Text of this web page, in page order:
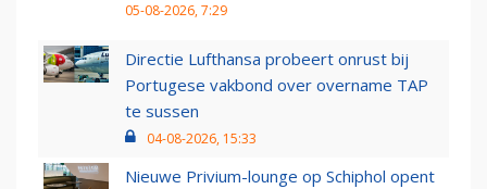
05-08-2026, 7:29
Directie Lufthansa probeert onrust bij
Portugese vakbond over overname TAP
te sussen
04-08-2026, 15:33
Nieuwe Privium-lounge op Schiphol opent